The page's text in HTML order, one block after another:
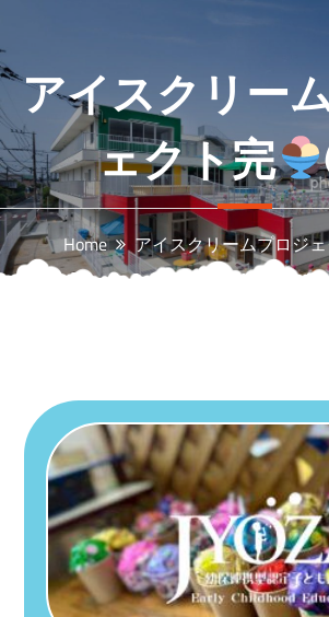
contentアイスクリー
ェクト完
Home アイスクリームプロジ